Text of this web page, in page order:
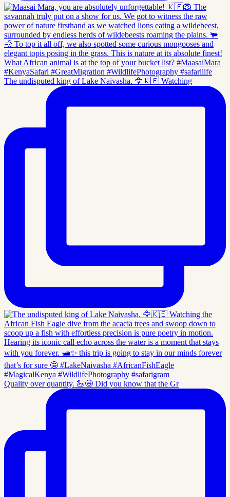
The undisputed king of Lake Naivasha. 🦅🇰🇪 Watching
Quality over quantity. 🦢🤩 Did you know that the Gr